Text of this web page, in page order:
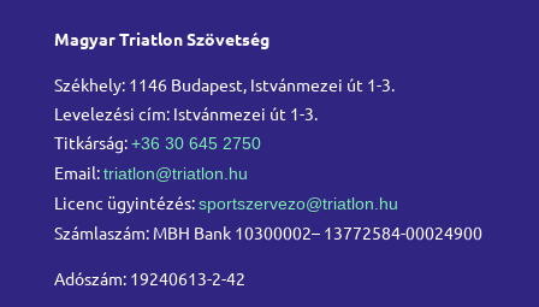
Magyar Triatlon Szövetség
Székhely: 1146 Budapest, Istvánmezei út 1-3.
Levelezési cím: Istvánmezei út 1-3.
Titkárság:+36 30 645 2750
Email:triatlon@triatlon.hu
Licenc ügyintézés:sportszervezo@triatlon.hu
Számlaszám: MBH Bank 10300002– 13772584-00024900
Adószám: 19240613-2-42